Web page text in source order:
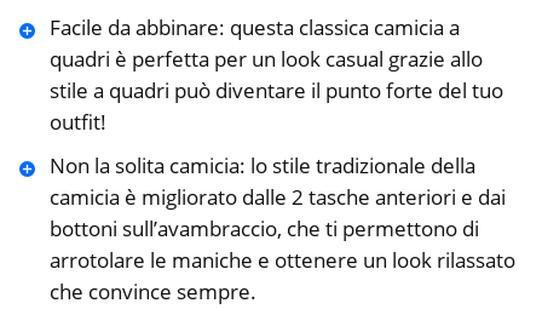
Facile da abbinare: questa classica camicia a
quadri è perfetta per un look casual grazie allo
stile a quadri può diventare il punto forte del tuo
outfit!
Non la solita camicia: lo stile tradizionale della
camicia è migliorato dalle 2 tasche anteriori e dai
bottoni sull’avambraccio, che ti permettono di
arrotolare le maniche e ottenere un look rilassato
che convince sempre.